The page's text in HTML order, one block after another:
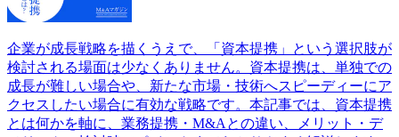
企業が成長戦略を描くうえで、「資本提携」という選択肢が
検討される場面は少なくありません。資本提携は、単独での
成長が難しい場合や、新たな市場・技術へスピーディーにア
クセスしたい場合に有効な戦略です。本記事では、資本提携
とは何かを軸に、業務提携・M&Aとの違い、メリット・デ